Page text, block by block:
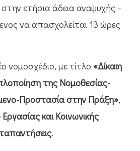
στην ετήσια άδεια αναψυχής –
να απασχολείται 13 ώρες
νομοσχέδιο, με τίτλο «Δίκαιη
της Νομοθεσίας-
Προστασία στην Πράξη»,
και Κοινωνικής
.